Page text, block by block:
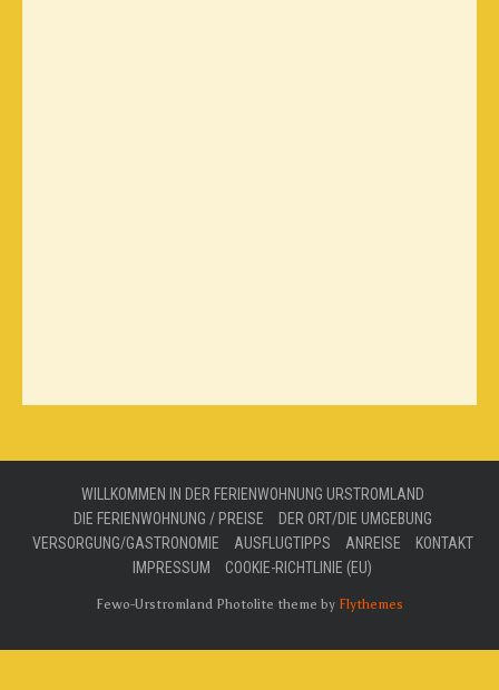
WILLKOMMEN IN DER FERIENWOHNUNG URSTROMLAND
DIE FERIENWOHNUNG / PREISE
DER ORT/DIE UMGEBUNG
VERSORGUNG/GASTRONOMIE
AUSFLUGTIPPS ANREISE
KONTAKT
IMPRESSUM
COOKIE-RICHTLINIE (EU)
Fewo-Urstromland Photolite theme by Flythemes